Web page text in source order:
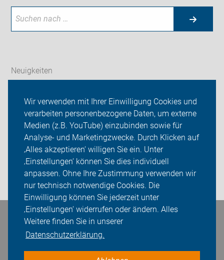
Wir verwenden mit Ihrer Einwilligung Cookies und
verarbeiten personenbezogene Daten, um externe
Medien (z.B. YouTube) einzubinden sowie für
Analyse- und Marketingzwecke. Durch Klicken auf
‚Alles akzeptieren‘ willigen Sie ein. Unter
‚Einstellungen‘ können Sie dies individuell
anpassen. Ohne Ihre Zustimmung verwenden wir
nur technisch notwendige Cookies. Die
Einwilligung können Sie jederzeit unter
‚Einstellungen‘ widerrufen oder ändern. Alles
Weitere finden Sie in unserer
Datenschutzerklärung.
Neuigkeiten
Unser Service vor Ort
Sei dabei
Presse
Login
Bleiben Sie in Kontakt